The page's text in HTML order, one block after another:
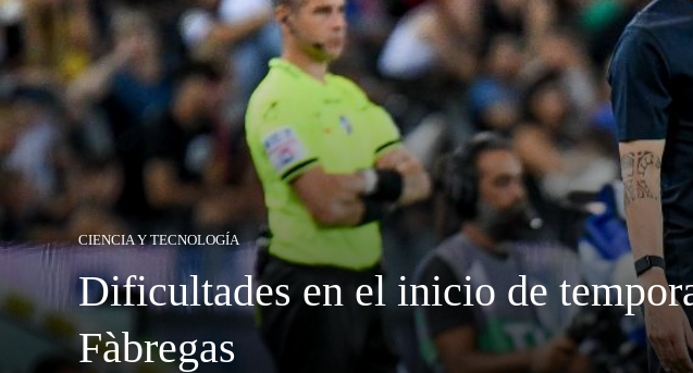
CIENCIA Y TECNOLOGÍA
Dificultades en el inicio de
Fàbregas